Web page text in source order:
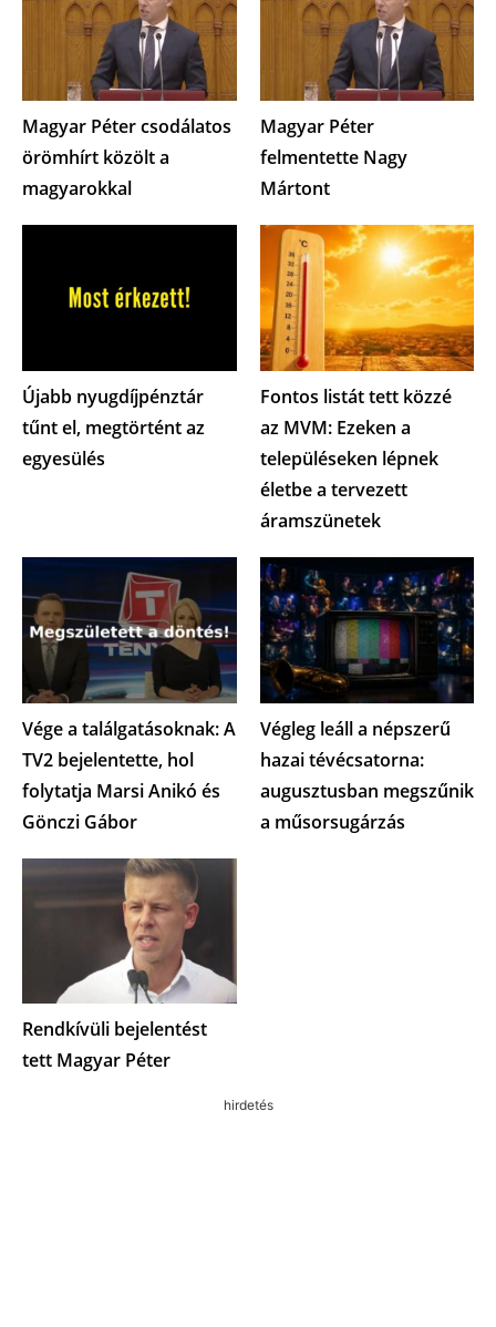
Magyar Péter csodálatos
örömhírt közölt a
magyarokkal
Magyar Péter
felmentette Nagy
Mártont
Újabb nyugdíjpénztár
tűnt el, megtörtént az
egyesülés
Fontos listát tett közzé
az MVM: Ezeken a
településeken lépnek
életbe a tervezett
áramszünetek
Vége a találgatásoknak: A
TV2 bejelentette, hol
folytatja Marsi Anikó és
Gönczi Gábor
Végleg leáll a népszerű
hazai tévécsatorna:
augusztusban megszűnik
a műsorsugárzás
Rendkívüli bejelentést
tett Magyar Péter
hirdetés